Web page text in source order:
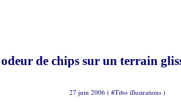
de chips sur un terrain
27 juin 2006 ( #Tibo illustrations)